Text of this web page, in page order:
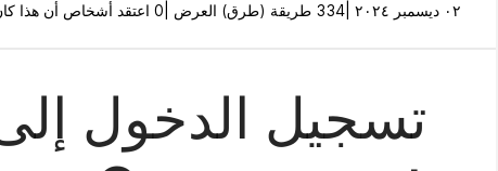
٠٢ ديسمبر ٢٠٢٤ | 334 طريقة (طرق) العرض | 0 اعتقد أشخاص أن هذا كان مفيدًا